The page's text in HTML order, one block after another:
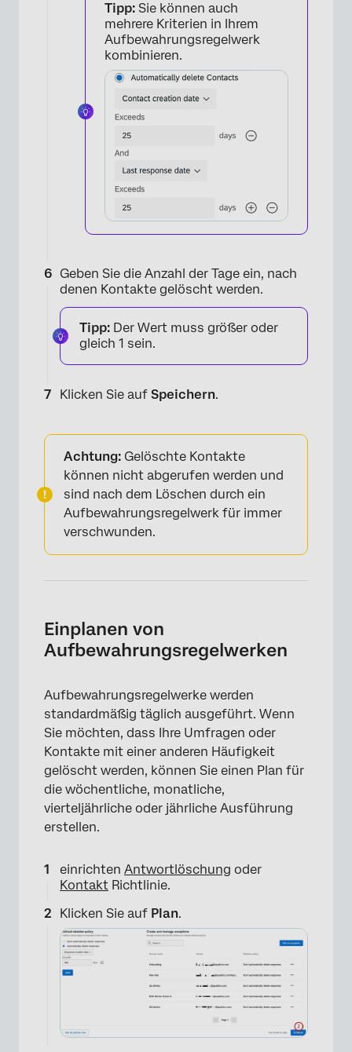
Tipp: Sie können auch
mehrere Kriterien in Ihrem
Aufbewahrungsregelwerk
kombinieren.
×
Geben Sie die Anzahl der Tage ein, nach
denen Kontakte gelöscht werden.
Tipp: Der Wert muss größer oder
gleich 1 sein.
Klicken Sie auf Speichern.
Achtung: Gelöschte Kontakte
können nicht abgerufen werden und
sind nach dem Löschen durch ein
Aufbewahrungsregelwerk für immer
verschwunden.
Einplanen von
Aufbewahrungsregelwerken
Aufbewahrungsregelwerke werden
standardmäßig täglich ausgeführt. Wenn
Sie möchten, dass Ihre Umfragen oder
Kontakte mit einer anderen Häufigkeit
gelöscht werden, können Sie einen Plan für
die wöchentliche, monatliche,
vierteljährliche oder jährliche Ausführung
erstellen.
einrichten Antwortlöschung oder
Kontakt Richtlinie.
Klicken Sie auf Plan.